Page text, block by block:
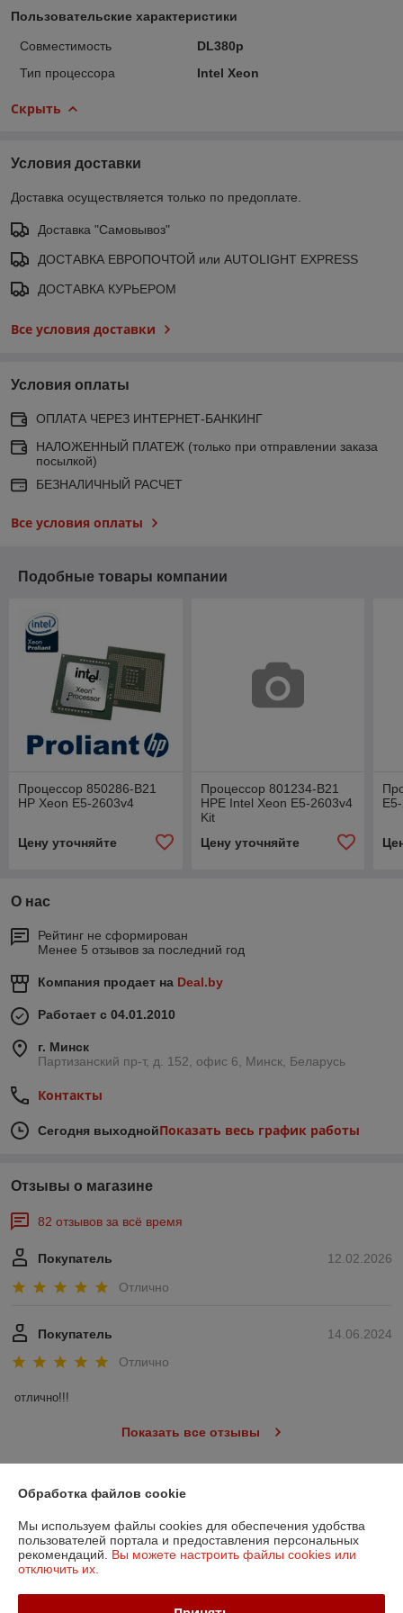
Пользовательские характеристики
Совместимость
DL380p
Тип процессора
Intel Xeon
Скрыть
Условия доставки
Доставка осуществляется только по предоплате.
Доставка "Самовывоз"
ДОСТАВКА ЕВРОПОЧТОЙ или AUTOLIGHT EXPRESS
ДОСТАВКА КУРЬЕРОМ
Все условия доставки
Условия оплаты
ОПЛАТА ЧЕРЕЗ ИНТЕРНЕТ-БАНКИНГ
НАЛОЖЕННЫЙ ПЛАТЕЖ (только при отправлении заказа
посылкой)
БЕЗНАЛИЧНЫЙ РАСЧЕТ
Все условия оплаты
Подобные товары компании
Процессор 850286-B21
HP Xeon E5-2603v4
Цену уточняйте
Процессор 801234-B21
HPE Intel Xeon E5-2603v4
Kit
Цену уточняйте
О нас
Рейтинг не сформирован
Менее 5 отзывов за последний год
Компания продает на Deal.by
Работает с 04.01.2010
г. Минск
Партизанский пр-т, д. 152, офис 6, Минск, Беларусь
Контакты
Сегодня выходнойПоказать весь график работы
Отзывы о магазине
82 отзывов за всё время
12.02.2026
Покупатель
Отлично
14.06.2024
Покупатель
Отлично
отлично!!!
Показать все отзывы
О нас
Контакты
Доставка и оплата
Обработка файлов cookie
Мы используем файлы cookies для обеспечения удобства
пользователей портала и предоставления персональных
рекомендаций. Вы можете настроить файлы cookies или
отключить их.